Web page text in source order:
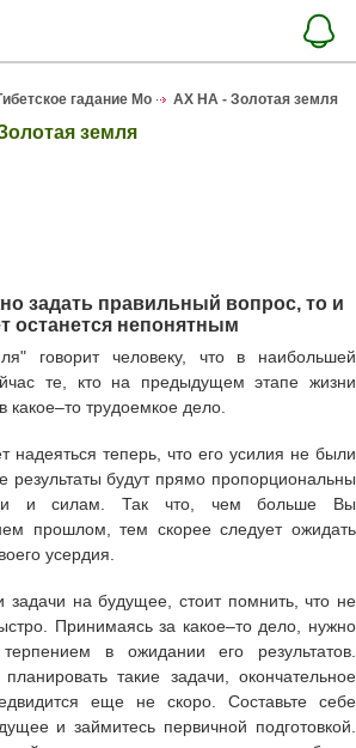
гадание Мо АХ НА - Золотая земля
земля
задать правильный вопрос, то и
останется непонятным
говорит человеку, что в наибольшей
те, кто на предыдущем этапе жизни
какое–то трудоемкое дело.
надеяться теперь, что его усилия не были
будут прямо пропорциональны
и силам. Так что, чем больше Вы
прошлом, тем скорее следует ожидать
усердия.
на будущее, стоит помнить, что не
Принимаясь за какое–то дело, нужно
в ожидании его результатов.
такие задачи, окончательное
еще не скоро. Составьте себе
и займитесь первичной подготовкой.